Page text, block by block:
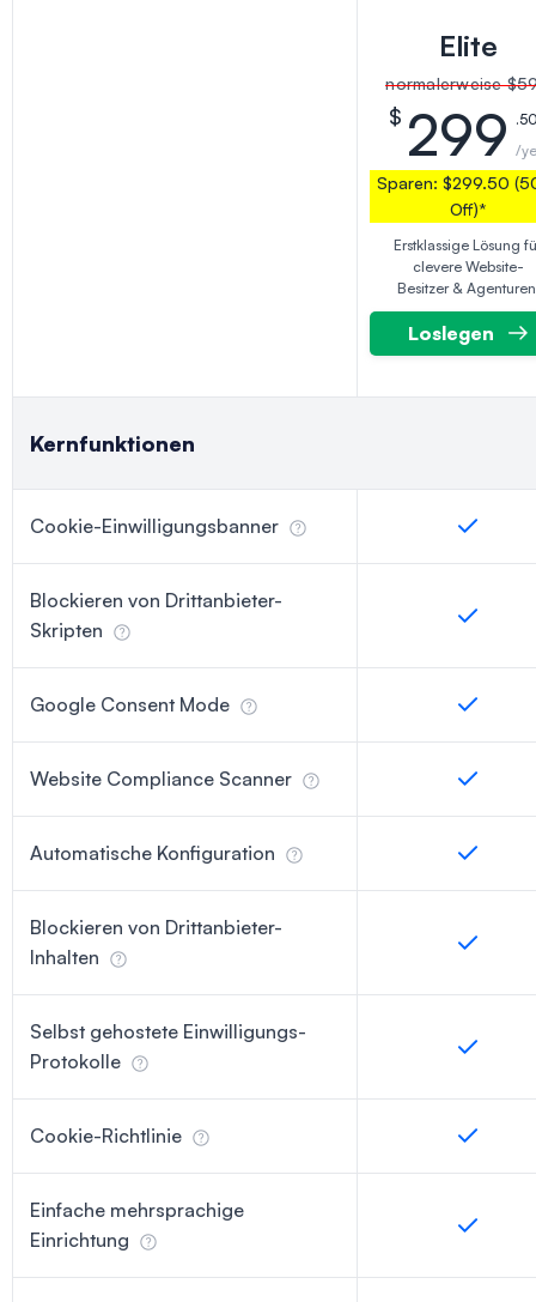
Elite
normalerweise
$ 299 /
Sparen: $299.50
Off)*
Erstklassige Lösung
clevere Website-
Besitzer &
Loslegen
Kernfunktionen
Cookie-Einwilligungsbanner
Blockieren von Drittanbieter-
Skripten
Google Consent Mode
Website Compliance Scanner
Automatische Konfiguration
Blockieren von Drittanbieter-
Inhalten
Selbst gehostete Einwilligungs-
Protokolle
Cookie-Richtlinie
Einfache mehrsprachige
Einrichtung